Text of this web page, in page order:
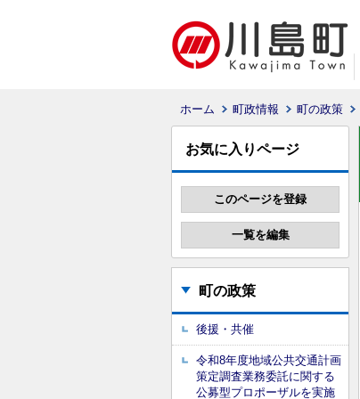
ホーム 町政情報 町の政策
お気に入りページ
町の政策
後援・共催
令和8年度地域公共交通計画
策定調査業務委託に関する
公募型プロポーザルを実施